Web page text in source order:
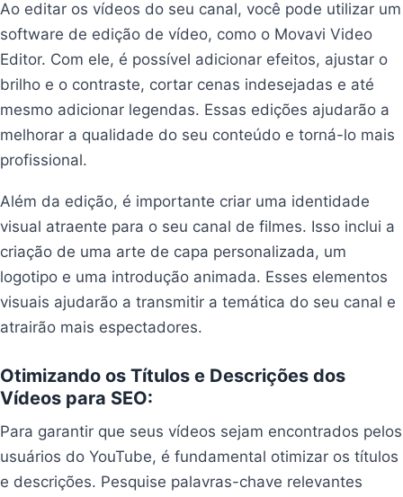
Ao editar os vídeos do seu canal, você pode utilizar um
software de edição de vídeo, como o Movavi Video
Editor. Com ele, é possível adicionar efeitos, ajustar o
brilho e o contraste, cortar cenas indesejadas e até
mesmo adicionar legendas. Essas edições ajudarão a
melhorar a qualidade do seu conteúdo e torná-lo mais
profissional.
Além da edição, é importante criar uma identidade
visual atraente para o seu canal de filmes. Isso inclui a
criação de uma arte de capa personalizada, um
logotipo e uma introdução animada. Esses elementos
visuais ajudarão a transmitir a temática do seu canal e
atrairão mais espectadores.
Otimizando os Títulos e Descrições dos
Vídeos para SEO:
Para garantir que seus vídeos sejam encontrados pelos
usuários do YouTube, é fundamental otimizar os títulos
e descrições. Pesquise palavras-chave relevantes